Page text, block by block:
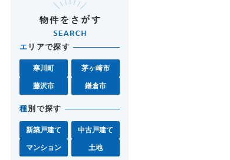
エ リアで探す
寒川町 茅ヶ崎市
藤沢市 鎌倉市
種別で探す
新築戸建て 中古戸建て
マンション 土地